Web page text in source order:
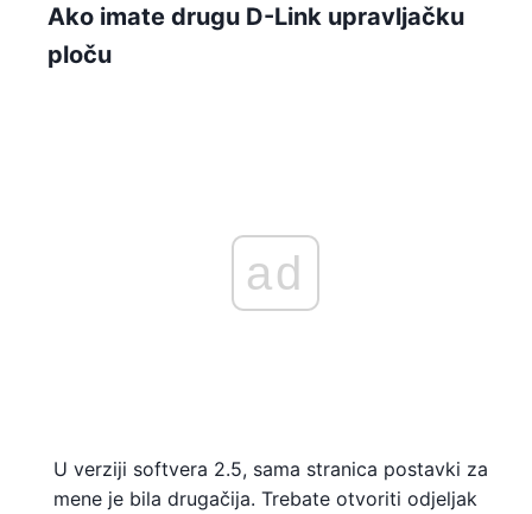
Ako imate drugu D-Link upravljačku
ploču
ad
U verziji softvera 2.5, sama stranica postavki za
mene je bila drugačija. Trebate otvoriti odjeljak